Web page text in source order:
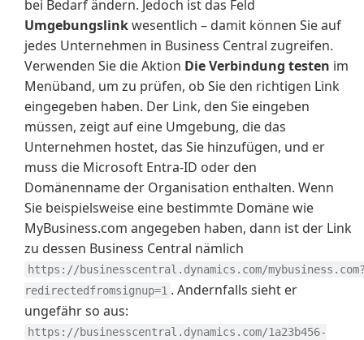
bei Bedarf ändern. Jedoch ist das Feld
Umgebungslinkwesentlich – damit können Sie auf
jedes Unternehmen in Business Central zugreifen.
Verwenden Sie die Aktion Die Verbindung testen im
Menüband, um zu prüfen, ob Sie den richtigen Link
eingegeben haben. Der Link, den Sie eingeben
müssen, zeigt auf eine Umgebung, die das
Unternehmen hostet, das Sie hinzufügen, und er
muss die Microsoft Entra-ID oder den
Domänenname der Organisation enthalten. Wenn
Sie beispielsweise eine bestimmte Domäne wie
MyBusiness.com angegeben haben, dann ist der Link
zu dessen Business Central nämlich
https://businesscentral.dynamics.com/
redirectedfromsignup=1 . Andernfalls sieht er
ungefähr so aus:
https://businesscentral.dynamics.com/1a23b456-